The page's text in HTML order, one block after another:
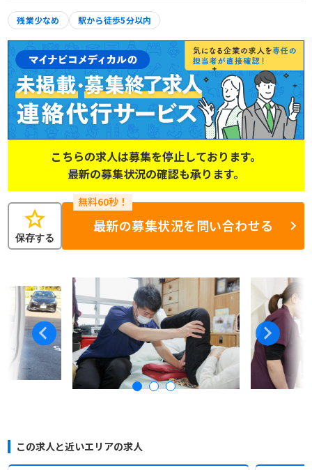
残業少なめ 駅から徒歩5分以内
こちらの求人は募集を停止しております。
最新の募集状況の確認も承ります。
star
保存する
最新の募集状況を問い合わせる
この求人と近いエリアの求人